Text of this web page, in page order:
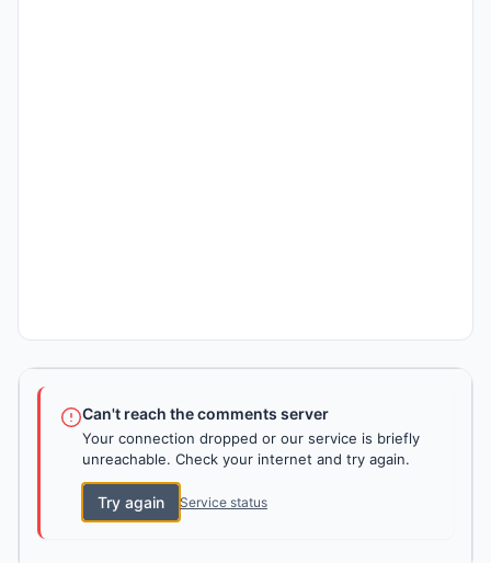
Can't reach the comments server
Your connection dropped or our service is briefly
unreachable. Check your internet and try again.
Try again Service status